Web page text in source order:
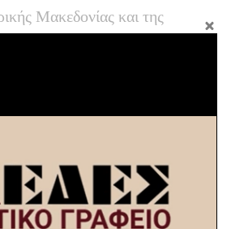
Μακεδονίας και της
τοπικές βροχές ή όμβροι.
θα είναι μεταβλητοί 3 με 4,
από βόρειες διευθύνσεις